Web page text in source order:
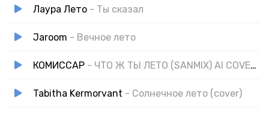
Лаура Лето - Ты сказал
Jaroom - Вечное лето
КОМИССАР - ЧТО Ж ТЫ ЛЕТО (SANMIX) AI COVER REMIX
Tabitha Kermorvant - Солнечное лето (cover)